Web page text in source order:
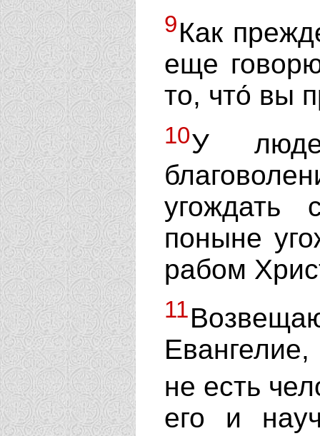
9Как
еще
то, что́ вы
10У
поныне
рабом
11
не есть
его и